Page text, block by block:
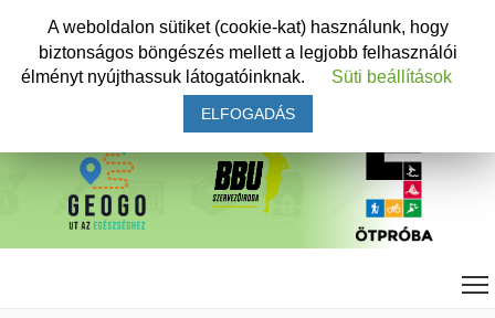
A weboldalon sütiket (cookie-kat) használunk, hogy
biztonságos böngészés mellett a legjobb felhasználói
élményt nyújthassuk látogatóinknak.
Süti beállítások
ELFOGADÁS